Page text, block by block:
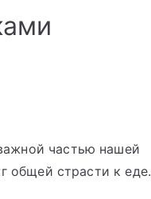
частью нашей
общей страсти к еде.